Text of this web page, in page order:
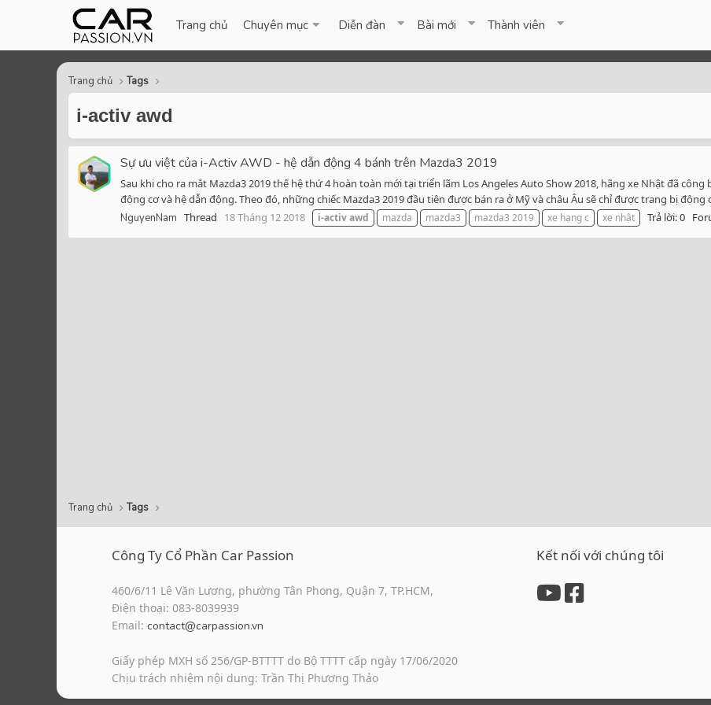
Trang chủ Chuyên mục Diễn đàn Bài mới Thành viên
Trang chủ Tags
i-activ awd
Sự ưu việt của i-Activ AWD - hệ dẫn động 4 bánh trên Mazda3 2019
Sau khi cho ra mắt Mazda3 2019 thế hệ thứ 4 hoàn toàn mới tại triển lãm Los Angeles Auto Show 2018, hãng xe Nhật đã
động cơ và hệ dẫn động. Theo đó, những chiếc Mazda3 2019 đầu tiên được bán ra ở Mỹ và châu Âu sẽ chỉ được trang bị động
NguyenNam Thread 18 Tháng 12 2018 i-activawd mazda mazda3 mazda3 2019 xe hạng c xe nhật Trả lời: 0
Trang chủ Tags
Công Ty Cổ Phần Car Passion
460/6/11 Lê Văn Lương, phường Tân Phong, Quận 7, TP.HCM,
Điện thoại: 083-8039939
Email: contact@carpassion.vn
Giấy phép MXH số 256/GP-BTTTT do Bộ TTTT cấp ngày 17/06/2020
Chịu trách nhiệm nội dung: Trần Thị Phương Thảo
Kết nối với chúng tôi